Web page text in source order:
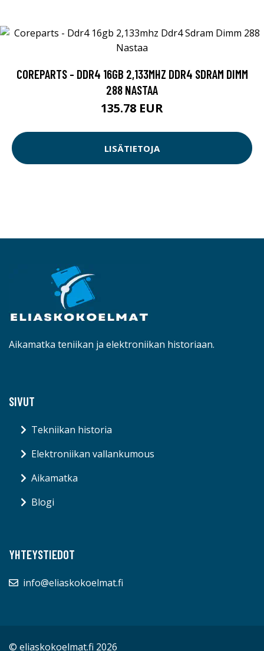
COREPARTS - DDR4 16GB 2,133MHZ DDR4 SDRAM DIMM
288 NASTAA
135.78 EUR
LISÄTIETOJA
Aikamatka teniikan ja elektroniikan historiaan.
SIVUT
Tekniikan historia
Elektroniikan vallankumous
Aikamatka
Blogi
YHTEYSTIEDOT
info@eliaskokoelmat.fi
© eliaskokoelmat.fi 2026